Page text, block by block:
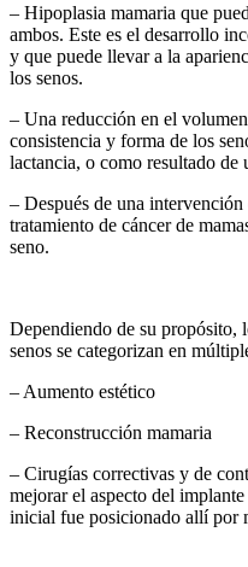
– Hipoplasia mamaria que
ambos. Este es el desarrollo
y que puede llevar a la
los senos.
– Una reducción en el
consistencia y forma de los
lactancia, o como resultado de
– Después de una
tratamiento de cáncer de
seno.
Dependiendo de su propósito,
senos se categorizan en
– Aumento estético
– Reconstrucción mamaria
– Cirugías correctivas y de
mejorar el aspecto del
inicial fue posicionado allí por